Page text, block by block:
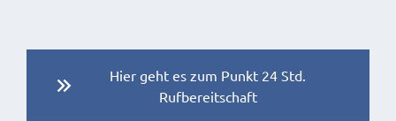
Hier geht es zum Punkt 24 Std.
Rufbereitschaft